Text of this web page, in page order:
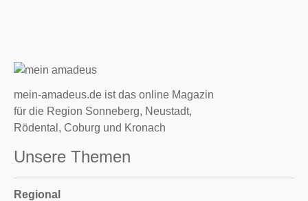
mein-amadeus.de ist das online Magazin
für die Region Sonneberg, Neustadt,
Rödental, Coburg und Kronach
Unsere Themen
Regional